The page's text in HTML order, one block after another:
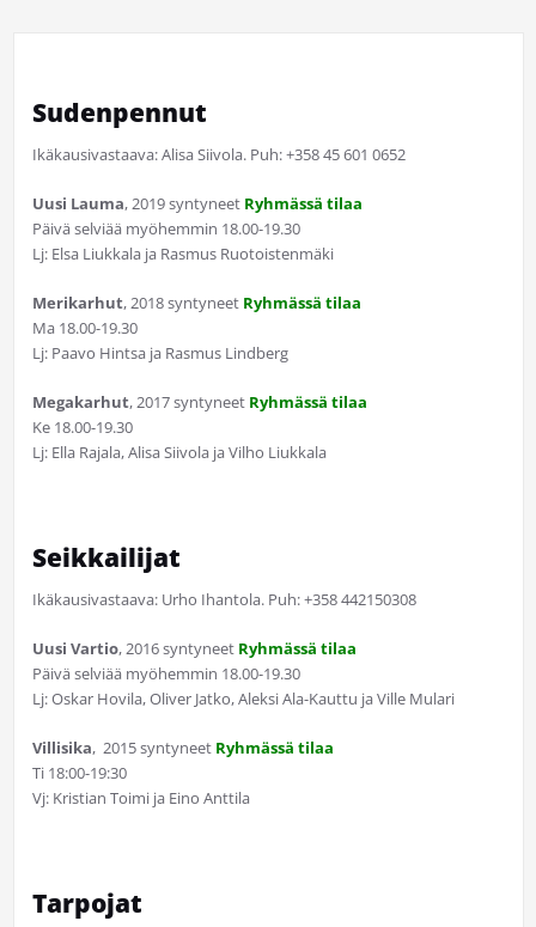
Sudenpennut
Ikäkausivastaava: Alisa Siivola. Puh: +358 45 601 0652
Uusi Lauma, 2019 syntyneet Ryhmässä tilaa
Päivä selviää myöhemmin 18.00-19.30
Lj: Elsa Liukkala ja Rasmus Ruotoistenmäki
Merikarhut, 2018 syntyneet Ryhmässä tilaa
Ma 18.00-19.30
Lj: Paavo Hintsa ja Rasmus Lindberg
Megakarhut, 2017 syntyneet Ryhmässä tilaa
Ke 18.00-19.30
Lj: Ella Rajala, Alisa Siivola ja Vilho Liukkala
Seikkailijat
Ikäkausivastaava: Urho Ihantola. Puh: +358 442150308
Uusi Vartio, 2016 syntyneet Ryhmässä tilaa
Päivä selviää myöhemmin 18.00-19.30
Lj: Oskar Hovila, Oliver Jatko, Aleksi Ala-Kauttu ja Ville Mulari
Villisika, 2015 syntyneet Ryhmässä tilaa
Ti 18:00-19:30
Vj: Kristian Toimi ja Eino Anttila
Tarpojat